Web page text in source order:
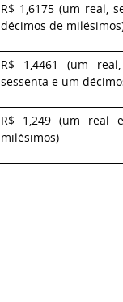
R$ 1,6175 (um real,
décimos de
R$ 1,4461 (um
sessenta e um
R$ 1,249 (um real
milésimos)